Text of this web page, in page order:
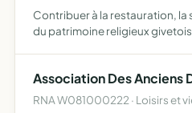
Contribuer à la restauration,
du patrimoine religieux
Association Des Anciens
RNA W081000222 · Loisirs et